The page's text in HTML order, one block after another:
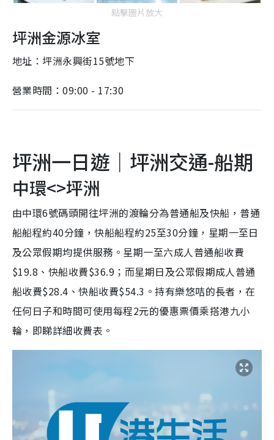
點擊圖片放大
坪洲金源冰室
地址：坪洲永興街15號地下
營業時間：09:00 - 17:30
坪洲一日遊｜坪洲交通-船期
中環<>坪洲
由中環6號碼頭開往坪洲的渡輪分為普通船及快船，普通
船船程約40分鐘，快船船程約25至30分鐘，星期一至日
及公眾假期均提供服務。星期一至六成人普通船收費
$19.8、快船收費$36.9；而星期日及公眾假期成人普通
船收費$28.4、快船收費$54.3。持有樂悠咭的長者，在
任何日子和時間可使用每程2元的優惠票價乘搭港九小
輪，即睇詳細收費表。